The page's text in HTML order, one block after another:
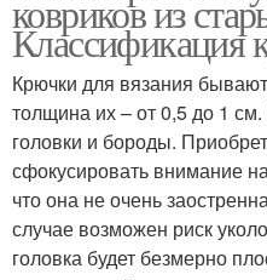
ковриков из
Классификация
Крючки для вязания
толщина их – от 0,5 до 1
головки и бороды.
сфокусировать внимание
что она не очень
случае возможен риск
головка будет безмерно